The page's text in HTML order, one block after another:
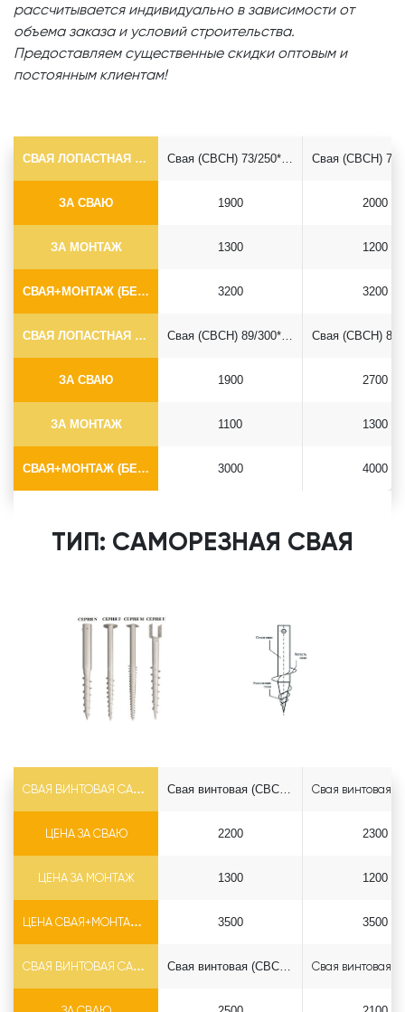
рассчитывается индивидуально в зависимости от
объема заказа и условий строительства.
Предоставляем существенные скидки оптовым и
постоянным клиентам!
СВАЯ ЛОПАСТНАЯ Ф73*5.5
ЗА СВАЮ
ЗА МОНТАЖ
СВАЯ+МОНТАЖ (БЕЗ ОГОЛОВКА)
Свая (СВСН) 73/250*2500
1900
1300
3200
2000
1200
3200
СВАЯ ЛОПАСТНАЯ Ф89*6.5
ЗА СВАЮ
ЗА МОНТАЖ
СВАЯ+МОНТАЖ (БЕЗ ОГОЛОВКА)
Свая (СВСН) 89/300*2500
1900
1100
3000
2700
1300
4000
ТИП: САМОРЕЗНАЯ СВАЯ
СВАЯ ВИНТОВАЯ САМОРЕЗ Ф73*5.5
ЦЕНА ЗА СВАЮ
ЦЕНА ЗА МОНТАЖ
ЦЕНА СВАЯ+МОНТАЖ (БЕЗ ОГОЛОВКА)
Свая винтовая (СВСН) 73*2500 саморез
2200
1300
3500
2300
1200
3500
СВАЯ ВИНТОВАЯ САМОРЕЗ Ф89*6.5 Свая винтовая (СВСН) 89*2500 саморез